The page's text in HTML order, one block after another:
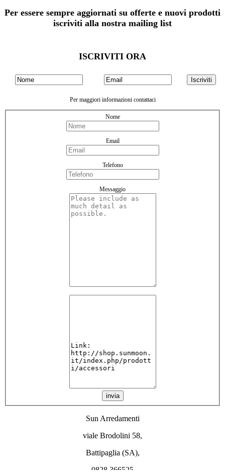
Per essere sempre aggiornati su offerte e nuovi prodotti
iscriviti alla nostra mailing list
ISCRIVITI ORA
Per maggiori informazioni contattaci
Nome
Email
Telefono
Messaggio
invia
Sun Arredamenti
viale Brodolini 58,
Battipaglia (SA),
0828 366525